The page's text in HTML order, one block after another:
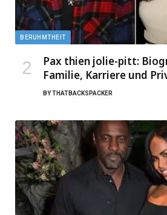
BERUHMTHEIT
Pax thien jolie-pitt:
Familie, Karriere und
BYTHATBACKSPACKER